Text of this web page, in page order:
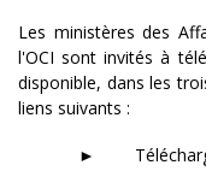
Les ministères des
l'OCI sont invités à
disponible, dans les
liens suivants :
►